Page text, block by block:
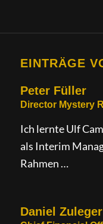
EINTRÄGE
Peter Füller
Director Mystery
Ich lernte Ulf
als Interim
Rahmen …
Daniel Zuleger